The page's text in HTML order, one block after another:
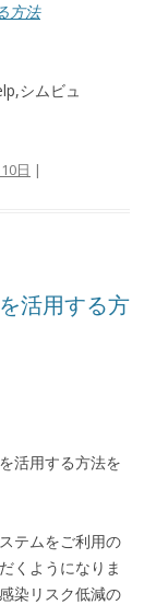
方法
シムビュ
日 |
活用する方
活用する方法を
テムをご利用の
くようになりま
染リスク低減の